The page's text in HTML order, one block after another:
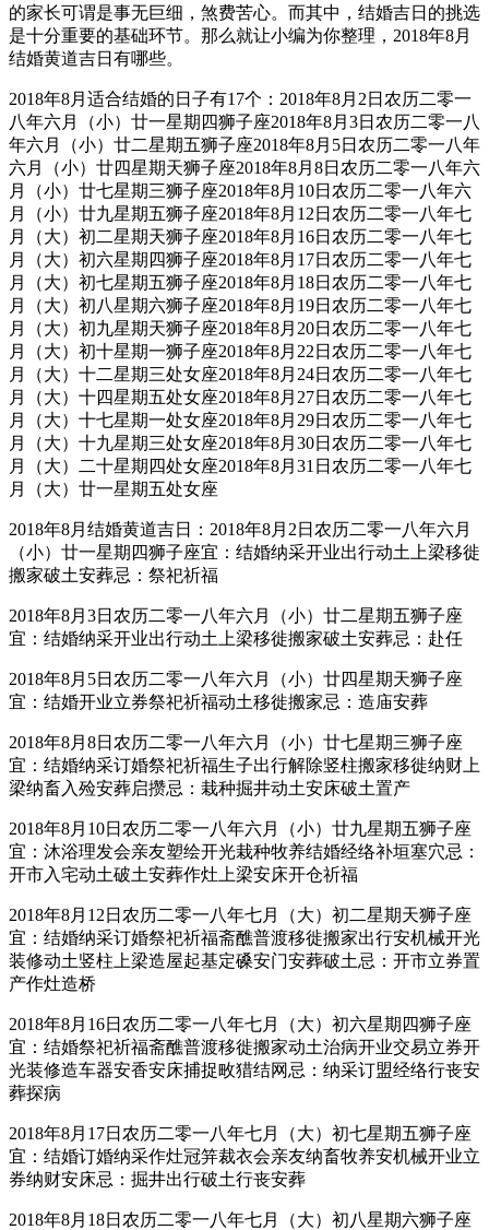
的家长可谓是事无巨细，煞费苦心。而其中，结婚吉日的挑选
是十分重要的基础环节。那么就让小编为你整理，2018年8月
结婚黄道吉日有哪些。
2018年8月适合结婚的日子有17个：2018年8月2日农历二零一
八年六月（小）廿一星期四狮子座2018年8月3日农历二零一八
年六月（小）廿二星期五狮子座2018年8月5日农历二零一八年
六月（小）廿四星期天狮子座2018年8月8日农历二零一八年六
月（小）廿七星期三狮子座2018年8月10日农历二零一八年六
月（小）廿九星期五狮子座2018年8月12日农历二零一八年七
月（大）初二星期天狮子座2018年8月16日农历二零一八年七
月（大）初六星期四狮子座2018年8月17日农历二零一八年七
月（大）初七星期五狮子座2018年8月18日农历二零一八年七
月（大）初八星期六狮子座2018年8月19日农历二零一八年七
月（大）初九星期天狮子座2018年8月20日农历二零一八年七
月（大）初十星期一狮子座2018年8月22日农历二零一八年七
月（大）十二星期三处女座2018年8月24日农历二零一八年七
月（大）十四星期五处女座2018年8月27日农历二零一八年七
月（大）十七星期一处女座2018年8月29日农历二零一八年七
月（大）十九星期三处女座2018年8月30日农历二零一八年七
月（大）二十星期四处女座2018年8月31日农历二零一八年七
月（大）廿一星期五处女座
2018年8月结婚黄道吉日：2018年8月2日农历二零一八年六月
（小）廿一星期四狮子座宜：结婚纳采开业出行动土上梁移徙
搬家破土安葬忌：祭祀祈福
2018年8月3日农历二零一八年六月（小）廿二星期五狮子座
宜：结婚纳采开业出行动土上梁移徙搬家破土安葬忌：赴任
2018年8月5日农历二零一八年六月（小）廿四星期天狮子座
宜：结婚开业立券祭祀祈福动土移徙搬家忌：造庙安葬
2018年8月8日农历二零一八年六月（小）廿七星期三狮子座
宜：结婚纳采订婚祭祀祈福生子出行解除竖柱搬家移徙纳财上
梁纳畜入殓安葬启攒忌：栽种掘井动土安床破土置产
2018年8月10日农历二零一八年六月（小）廿九星期五狮子座
宜：沐浴理发会亲友塑绘开光栽种牧养结婚经络补垣塞穴忌：
开市入宅动土破土安葬作灶上梁安床开仓祈福
2018年8月12日农历二零一八年七月（大）初二星期天狮子座
宜：结婚纳采订婚祭祀祈福斋醮普渡移徙搬家出行安机械开光
装修动土竖柱上梁造屋起基定磉安门安葬破土忌：开市立券置
产作灶造桥
2018年8月16日农历二零一八年七月（大）初六星期四狮子座
宜：结婚祭祀祈福斋醮普渡移徙搬家动土治病开业交易立券开
光装修造车器安香安床捕捉畋猎结网忌：纳采订盟经络行丧安
葬探病
2018年8月17日农历二零一八年七月（大）初七星期五狮子座
宜：结婚订婚纳采作灶冠笄裁衣会亲友纳畜牧养安机械开业立
券纳财安床忌：掘井出行破土行丧安葬
2018年8月18日农历二零一八年七月（大）初八星期六狮子座